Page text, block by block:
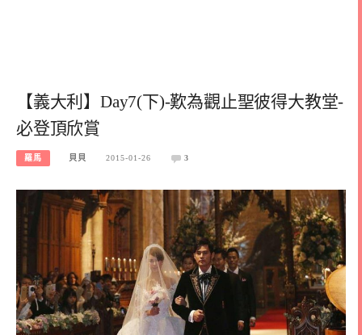
【義大利】Day7(下)-歎為觀止聖彼得大教堂-
必登頂欣賞
羅馬 貝貝 2015-01-26 3